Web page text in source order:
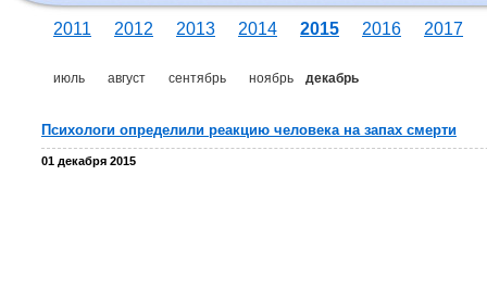
2011 2012 2013 2014 2015 2016 2017
июль август сентябрь ноябрь декабрь
Психологи определили реакцию человека на запах смерти
01 декабря 2015